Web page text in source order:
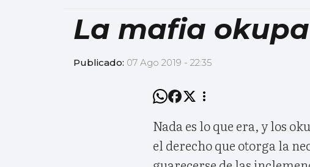
La mafia okupa
Publicado: 07 Ago 2019 - 22:35
Nada es lo que era, y los
el derecho que otorga la